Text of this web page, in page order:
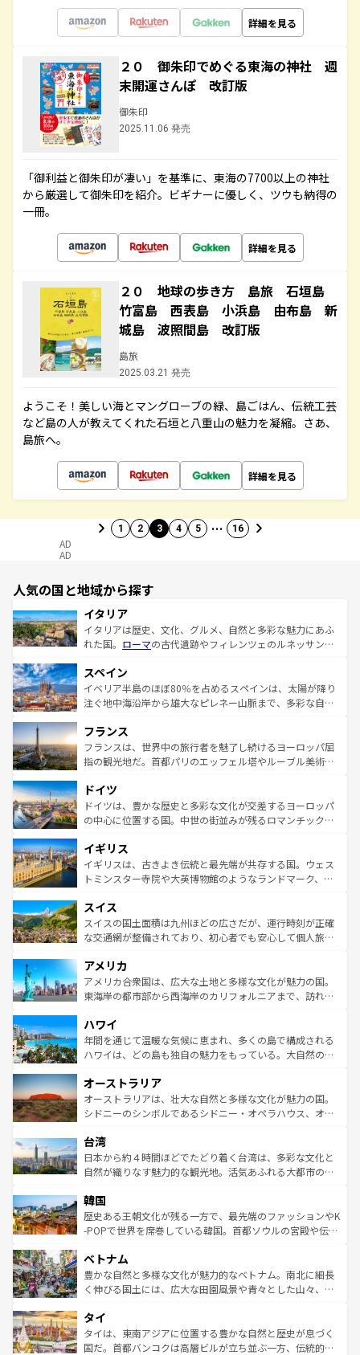
詳細を見る
２０ 御朱印でめぐる東海の神社 週
末開運さんぽ 改訂版
御朱印
2025.11.06 発売
「御利益と御朱印が凄い」を基準に、東海の7700以上の神社
から厳選して御朱印を紹介。ビギナーに優しく、ツウも納得の
一冊。
詳細を見る
２０ 地球の歩き方 島旅 石垣島
竹富島 西表島 小浜島 由布島 新
城島 波照間島 改訂版
島旅
2025.03.21 発売
ようこそ！美しい海とマングローブの緑、島ごはん、伝統工芸
など島の人が教えてくれた石垣と八重山の魅力を凝縮。さあ、
島旅へ。
詳細を見る
1 2 3 4 5 … 16
AD
AD
人気の国と地域から探す
イタリア
イタリアは歴史、文化、グルメ、自然と多彩な魅力にあふ
れた国。 ローマの古代遺跡やフィレンツェのルネッサンス
ろん、トスカーナの美しい田園風景やアマルフィ海岸の絶
景など、自然景観も見逃せない。観光の合間には、本場の
ピザやパスタなど、絶品のイタリア料理を堪能することも
ませてくれるイタリアで、忘れられない旅をしてみよう！
なお、新着のイタリア情報はコンテンツ一覧 を参照してほ
しい。
スペイン
イベリア半島のほぼ80％を占めるスペインは、太陽が降り
注ぐ地中海沿岸から雄大なピレネー山脈まで、多彩な自然
文化が根付くこの国では、情熱的なフラメンコ、熱気あふ
れる闘牛、そして美味しいタパスが生活の一部となってい
る。首都マドリードの洗練された雰囲気や、バルセロナの
の城塞都市、穏やかなビーチリゾートまで多彩な表情を見
せる。地方によって風土や気候が異なるスペインはその個
性で訪れる人を魅了する。 なお、新着のスペイン情報はコ
フランス
フランスは、世界中の旅行者を魅了し続けるヨーロッパ屈
指の観光地だ。首都パリのエッフェル塔やルーブル美術館
で、幅広い魅力が詰まっている。華麗な宮殿、歴史的な大
聖堂、美しいビーチ、そして豊かな自然が、訪れる者を心
から魅了する。また、フランスは美食の国としても知ら
いる。シャンパンの発祥地であるランス、プロヴァンスの
香り高いラベンダー畑など、多彩な楽しみ方が可能だ。さ
らに、パリ以外の地域にも魅力が溢れており、どの街角に
れる地方に足を運ぶとそれぞれで全く異なる文化を体験で
きるだろう。 なお、新着のフランス情報はコンテンツ一覧
を参照してほしい。
ドイツ
ドイツは、豊かな歴史と多彩な文化が交差するヨーロッパ
の中心に位置する国。中世の街並みが残るロマンチック街
顔を持つこの国は、どこを歩いても飽きることがない。ベ
ルリンの文化的活気、バイエルン州のアルプスの絶景、そ
してライン川沿いのワイン畑といった風景は必見。ビール
は、お酒好きな人にはぜひ体験してほしい。 なお、新着の
ドイツ情報はコンテンツ一覧を参照してほしい。
イギリス
イギリスは、古きよき伝統と最先端が共存する国。ウェス
トミンスター寺院や大英博物館のようなランドマーク、歴
リアごとに異なる魅力がある。また、優雅なアフタヌーン
ティー、ビール好きにはたまらない英国パブ、サッカー観
戦など、本場だからこそできる体験も豊富。イギリスを旅
ンツ一覧を参照してほしい。
スイス
スイスの国土面積は九州ほどの広さだが、運行時刻が正確
な交通網が整備されており、初心者でも安心して個人旅行
の建物がそのまま残る町や、スイスならではのユニークな
博物館もあり、アルプス観光だけでなく町歩きも満喫する
ことができる。国民の所得が高いため物価も高いが、旅行
ば市内交通費無料で観光を楽しむこともできる。 なお、新
着のスイス情報はコンテンツ一覧 を参照してほしい。
アメリカ
アメリカ合衆国は、広大な土地と多様な文化が魅力の国。
東海岸の都市部から西海岸のカリフォルニアまで、訪れる
のような巨大都市は、観光、ショッピング、エンターテイ
ンメントが詰まった刺激的なスポットだ。一方、アメリカ
西部には大自然が広がり、グランドキャニオンやイエロー
部のニューオーリンズでは、音楽と美食が融合した独特の
文化が魅力。旅行者はアメリカの各地域で異なる魅力を楽
しみながら、その多様性と豊かな歴史を感じることができ
ならではの贅沢な旅のスタイルだ。 なお、新着のアメリカ
情報はコンテンツ一覧を参照してほしい。
ハワイ
年間を通じて温暖な気候に恵まれ、多くの島で構成される
ハワイは、どの島も独自の魅力をもっている。大自然の神
ワイ島は見逃せない。また、定番の観光地といえばオアフ
島だが、静かな自然を求めるならマウイ島やカウアイ島が
おすすめ。エメラルドグリーンに輝く海をはじめ、豊かな
れるおもてなしの心で訪れる人々を迎えてくれるハワイの
人々、おいしいローカルフードやハワイアンミュージッ
ク、伝統的なフラダンスなど、すべてがハワイの魅力を彩
ワイを、存分に味わってほしい。 なお、新着のハワイ情報
はコンテンツ一覧を参照してほしい。
オーストラリア
オーストラリアは、壮大な自然と多様な文化が魅力の国。
シドニーのシンボルであるシドニー・オペラハウス、オー
リアリーフや大陸中央部にそびえるウルル（エアーズロッ
ク）、タスマニアの美しい原生林やケアンズの熱帯雨林な
ど、見どころがたくさん。また、カフェやワイン、オージ
いる。アクティビティも充実しており、サーフィンやダイ
ビング、ハイキングなど、アウトドア好きにはたまらな
い。オーストラリアの多彩な魅力を存分に味わいつくそ
参照してほしい。
台湾
日本から約４時間ほどでたどり着く台湾は、多彩な文化と
自然が織りなす魅力的な観光地。活気あふれる大都市の台
ン）、静ひつな山岳地帯である台湾東部など、都市の喧騒
と山間の静けさが共存しており、訪れる人に新しい発見と
驚きをもたらしてくれる。また、奥深い台湾の食文化も魅
容にもいいと評判のスイーツなど、バラエティ豊かな料理
が味わえる。 なお、新着の台湾情報は コンテンツ一覧を参
照してほしい。
韓国
歴史ある王朝文化が残る一方で、最先端のファッションやK
-POPで世界を席巻している韓国。首都ソウルの宮殿や伝統
き、地方に足を延ばせば四季折々の自然美を楽しむことが
できる。そして、キムチや焼肉、絶品のストリートフード
まで、さまざまな韓国料理が待っている。夜には、韓国な
リティに包まれながら、韓国の多彩な魅力を心ゆくまで味
わってみてほしい。 なお、新着の韓国情報はコンテンツ一
覧を参照してほしい。
ベトナム
豊かな自然と多様な文化が魅力的なベトナム。南北に細長
く伸びる国土には、広大な田園風景や青々とした山々、世
急速な発展と共に伝統が息づく。ハノイの古い町並みやホ
ーチミン市のフランス統治時代の建物も、独特の雰囲気を
醸し出している。また、バラエティの豊かさとおいしさで
タイ
タイは、東南アジアに位置する豊かな自然と歴史が息づく
国だ。首都バンコクは高層ビルが立ち並ぶ一方、伝統的な